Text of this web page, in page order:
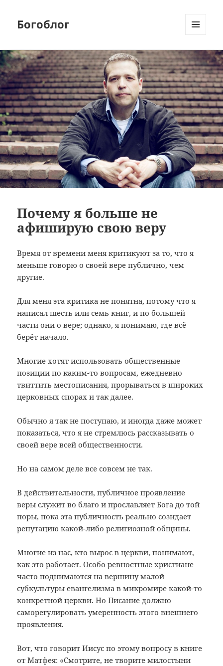
Богоблог
ВИДЖЕТЫ
Почему я больше не
афиширую свою веру
Время от времени меня критикуют за то, что я
меньше говорю о своей вере публично, чем
другие.
Для меня эта критика не понятна, потому что я
написал шесть или семь книг, и по большей
части они о вере; однако, я понимаю, где всё
берёт начало.
Многие хотят использовать общественные
позиции по каким-то вопросам, ежедневно
твиттить местописания, прорываться в широких
церковных спорах и так далее.
Обычно я так не поступаю, и иногда даже может
показаться, что я не стремлюсь рассказывать о
своей вере всей общественности.
Но на самом деле все совсем не так.
В действительности, публичное проявление
веры служит во благо и прославляет Бога до той
поры, пока эта публичность реально созидает
репутацию какой-либо религиозной общины.
Многие из нас, кто вырос в церкви, понимают,
как это работает. Особо ревностные христиане
часто поднимаются на вершину малой
субкультуры евангелизма в микромире какой-то
конкретной церкви. Но Писание должно
саморегулировать умеренность этого внешнего
проявления.
Вот, что говорит Иисус по этому вопросу в книге
от Матфея: «Смотрите, не творите милостыни